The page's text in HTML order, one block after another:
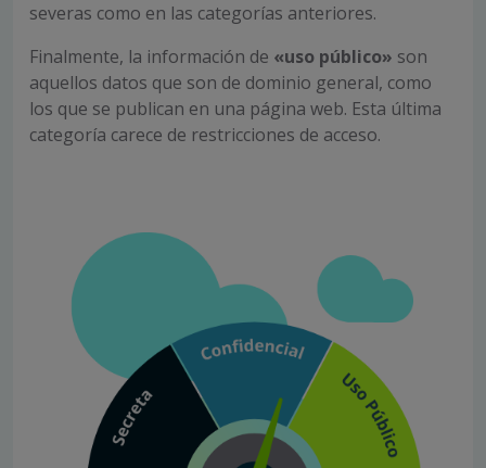
severas como en las categorías anteriores.
Finalmente, la información de «uso público» son
aquellos datos que son de dominio general, como
los que se publican en una página web. Esta última
categoría carece de restricciones de acceso.